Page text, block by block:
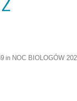
in NOC BIOLOGÓW